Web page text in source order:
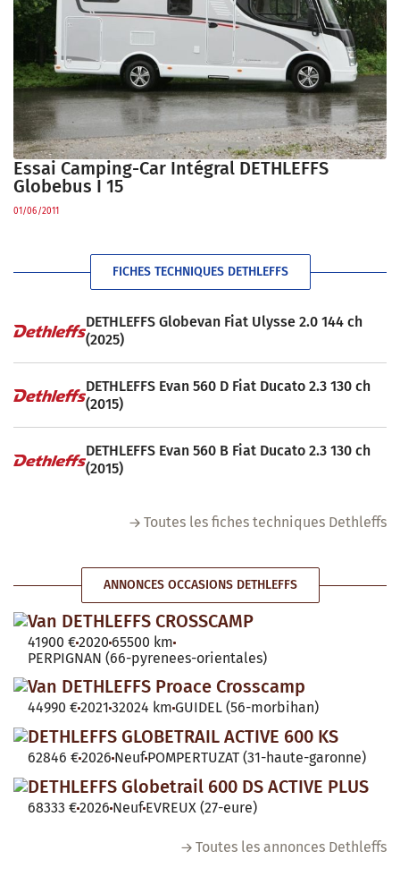
Essai Camping-Car Intégral DETHLEFFS
Globebus I 15
01/06/2011
FICHES TECHNIQUES DETHLEFFS
DETHLEFFS Globevan Fiat Ulysse 2.0 144 ch
(2025)
DETHLEFFS Evan 560 D Fiat Ducato 2.3 130 ch
(2015)
DETHLEFFS Evan 560 B Fiat Ducato 2.3 130 ch
(2015)
Toutes les fiches techniques Dethleffs
ANNONCES OCCASIONS DETHLEFFS
Van DETHLEFFS CROSSCAMP
41900 €2020 65500 km
PERPIGNAN (66-pyrenees-orientales)
Van DETHLEFFS Proace Crosscamp
44990 €2021 32024 km GUIDEL (56-morbihan)
DETHLEFFS GLOBETRAIL ACTIVE 600 KS
62846 €2026 Neuf POMPERTUZAT (31-haute-garonne)
DETHLEFFS Globetrail 600 DS ACTIVE PLUS
68333 €2026 Neuf EVREUX (27-eure)
Toutes les annonces Dethleffs